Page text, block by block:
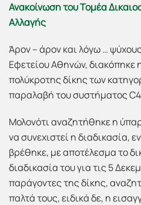
Ανακοίνωση του Τομέα
Αλλαγής
Άρον – άρον και λόγω …
Εφετείου Αθηνών, διακόπηκε
πολύκροτης δίκης των
παραλαβή του συστήματος
Μολονότι αναζητήθηκε η
να συνεχιστεί η διαδικασία,
βρέθηκε, με αποτέλεσμα το
διαδικασία του για τις 5
παράγοντες της δίκης,
παλτά τους, ειδικά δε, η